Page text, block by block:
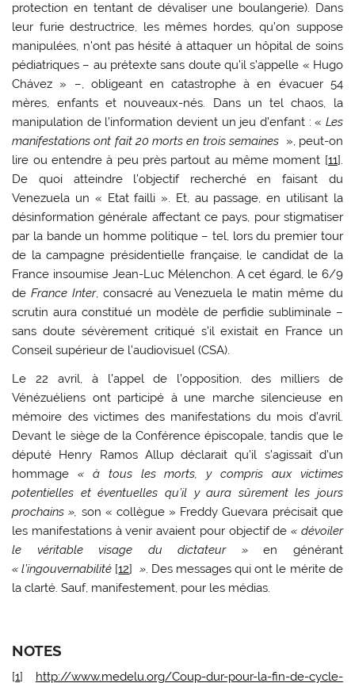
protection en tentant de dévaliser une boulangerie). Dans
leur furie destructrice, les mêmes hordes, qu’on suppose
manipulées, n’ont pas hésité à attaquer un hôpital de soins
pédiatriques – au prétexte sans doute qu’il s’appelle « Hugo
Chávez » –, obligeant en catastrophe à en évacuer 54
mères, enfants et nouveaux-nés. Dans un tel chaos, la
manipulation de l’information devient un jeu d’enfant : « Les
manifestations ont fait 20 morts en trois semaines », peut-on
lire ou entendre à peu près partout au même moment [11].
De quoi atteindre l’objectif recherché en faisant du
Venezuela un « Etat failli ». Et, au passage, en utilisant la
désinformation générale affectant ce pays, pour stigmatiser
par la bande un homme politique – tel, lors du premier tour
de la campagne présidentielle française, le candidat de la
France insoumise Jean-Luc Mélenchon. A cet égard, le 6/9
deFrance Inter, consacré au Venezuela le matin même du
scrutin aura constitué un modèle de perfidie subliminale –
sans doute sévèrement critiqué s’il existait en France un
Conseil supérieur de l’audiovisuel (CSA).
Le 22 avril, à l’appel de l’opposition, des milliers de
Vénézuéliens ont participé à une marche silencieuse en
mémoire des victimes des manifestations du mois d’avril.
Devant le siège de la Conférence épiscopale, tandis que le
député Henry Ramos Allup déclarait qu’il s’agissait d’un
hommage« à tous les morts, y compris aux victimes
potentielles et éventuelles qu’il y aura sûrement les jours
prochains », son « collègue » Freddy Guevara précisait que
les manifestations à venir avaient pour objectif de« dévoiler
le véritable visage du dictateur »en générant
« l’ingouvernabilité [12] ». Des messages qui ont le mérite de
la clarté. Sauf, manifestement, pour les médias.
NOTES
[1] http://www.medelu.org/Coup-dur-pour-la-fin-de-cycle-